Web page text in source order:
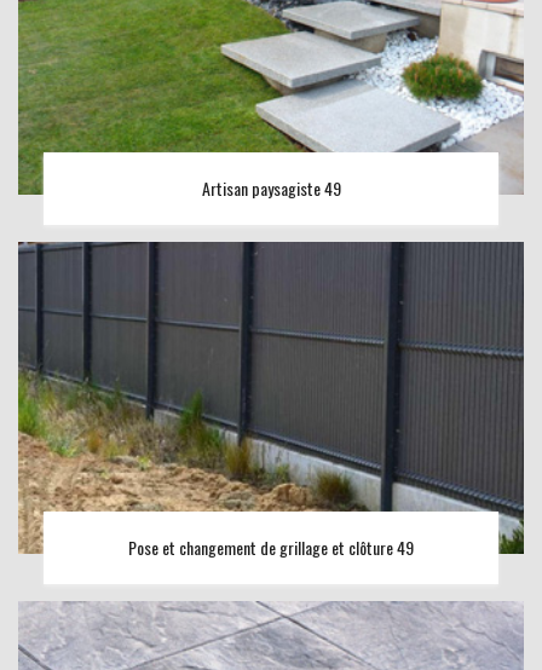
Artisan paysagiste 49
Pose et changement de grillage et clôture 49